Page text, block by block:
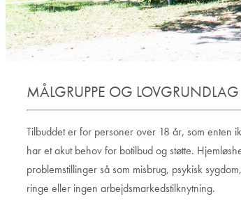
MÅLGRUPPE OG LOVGRUNDLAG
Tilbuddet er for personer over 18 år, som enten
har et akut behov for botilbud og støtte.
problemstillinger så som misbrug, psykisk
ringe eller ingen arbejdsmarkedstilknytning.